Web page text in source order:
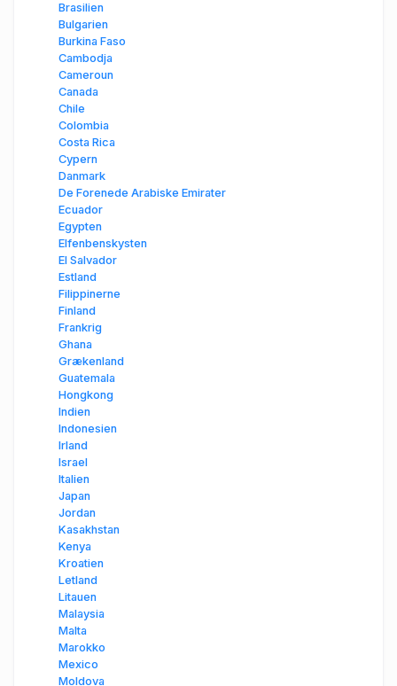
Brasilien
Bulgarien
Burkina Faso
Cambodja
Cameroun
Canada
Chile
Colombia
Costa Rica
Cypern
Danmark
De Forenede Arabiske Emirater
Ecuador
Egypten
Elfenbenskysten
El Salvador
Estland
Filippinerne
Finland
Frankrig
Ghana
Grækenland
Guatemala
Hongkong
Indien
Indonesien
Irland
Israel
Italien
Japan
Jordan
Kasakhstan
Kenya
Kroatien
Letland
Litauen
Malaysia
Malta
Marokko
Mexico
Moldova